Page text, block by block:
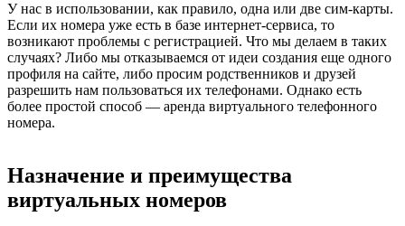
У нас в использовании, как правило, одна или две сим-карты.
Если их номера уже есть в базе интернет-сервиса, то
возникают проблемы с регистрацией. Что мы делаем в таких
случаях? Либо мы отказываемся от идеи создания еще одного
профиля на сайте, либо просим родственников и друзей
разрешить нам пользоваться их телефонами. Однако есть
более простой способ — аренда виртуального телефонного
номера.
Назначение и преимущества
виртуальных номеров